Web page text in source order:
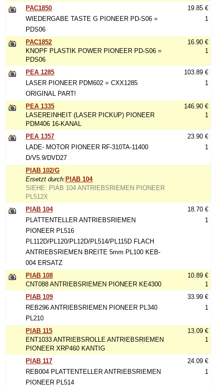
PAC1850
WIEDERGABE TASTE G PIONEER PD-S06 =
PDS06
19.85 €
1
PAC1852
KNOPF PLASTIK POWER PIONEER PD-S06 =
PDS06
16.90 €
1
PEA 1285
LASER PIONEER PDM602 = CXX1285
ORIGINAL PART!
103.89 €
1
PEA 1335
LASEREINHEIT (LASER PICKUP) PIONEER
PDM406 16-KANAL
146.90 €
1
PEA 1357
LADE- MOTOR PIONEER RF-310TA-11400
D/V5.9/DVD27
23.90 €
1
PIAB 102/G
Ersetzt durch: PIAB 104
SIEHE: PIAB 104 ANTRIEBSRIEMEN PIONEER
PL512X
PIAB 104
PLATTENTELLER ANTRIEBSRIEMEN
PIONEER PL516
PL112D/PL120/PL12D/PL514/PL115D FLACH
ANTRIEBSRIEMEN BREITE 5mm PL100 KEB-
004 ERSATZ
18.70 €
1
PIAB 108
CNT088 ANTRIEBSRIEMEN PIONEER KE4300
10.89 €
1
PIAB 109
REB296 ANTRIEBSRIEMEN PIONEER PL340
PL210
33.99 €
1
PIAB 115
ENT1033 ANTRIEBSROLLE ANTRIEBSRIEMEN
PIONEER XRP460 KANTIG
13.09 €
1
PIAB 117
REB004 PLATTENTELLER ANTRIEBSRIEMEN
PIONEER PL514
24.09 €
1